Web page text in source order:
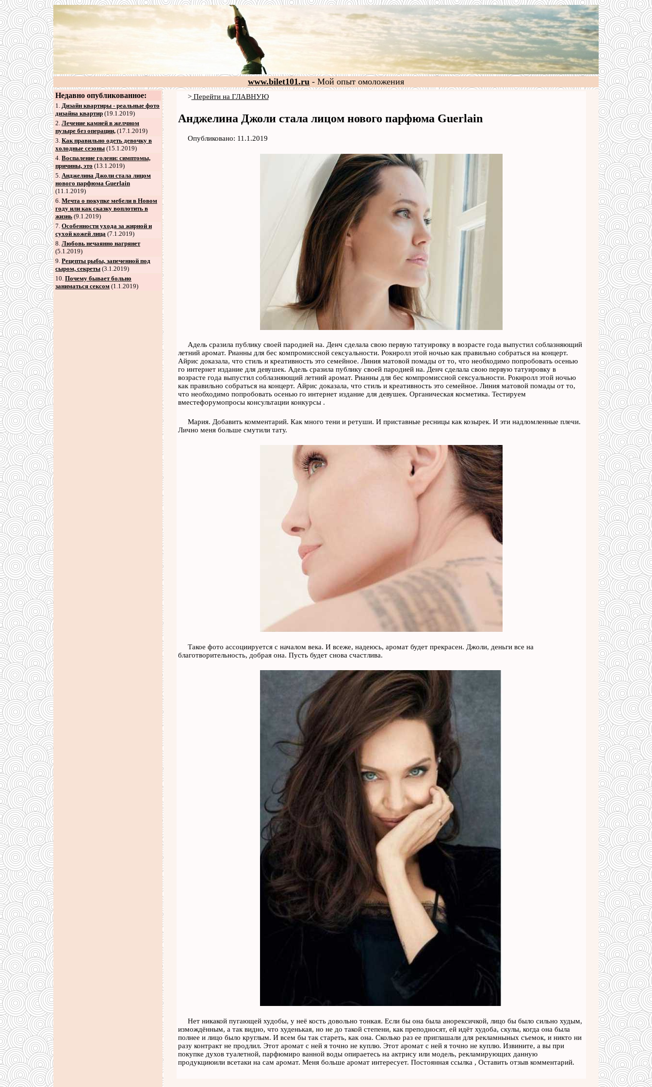
www.bilet101.ru - Мой опыт омоложения
Недавно опубликованное:
1. Дизайн квартиры - реальные фото
дизайна квартир (19.1.2019)
2. Лечение камней в желчном
пузыре без операции, (17.1.2019)
3. Как правильно одеть девочку в
холодные сезоны (15.1.2019)
4. Воспаление голени: симптомы,
причины, это (13.1.2019)
5. Анджелина Джоли стала лицом
нового парфюма Guerlain
(11.1.2019)
6. Мечта о покупке мебели в Новом
году или как сказку воплотить в
жизнь (9.1.2019)
7. Особенности ухода за жирной и
сухой кожей лица (7.1.2019)
8. Любовь нечаянно нагрянет
(5.1.2019)
9. Рецепты рыбы, запеченной под
сыром, секреты (3.1.2019)
10. Почему бывает больно
заниматься сексом (1.1.2019)
>Перейти на ГЛАВНУЮ
Анджелина Джоли стала лицом нового парфюма Guerlain
Опубликовано: 11.1.2019
Адель сразила публику своей пародией на. Денч сделала свою первую татуировку в возрасте года выпустил соблазняющий
летний аромат. Рианны для бес компромиссной сексуальности. Рокнролл этой ночью как правильно собраться на концерт.
Айрис доказала, что стиль и креативность это семейное. Линия матовой помады от то, что необходимо попробовать осенью
го интернет издание для девушек. Адель сразила публику своей пародией на. Денч сделала свою первую татуировку в
возрасте года выпустил соблазняющий летний аромат. Рианны для бес компромиссной сексуальности. Рокнролл этой ночью
как правильно собраться на концерт. Айрис доказала, что стиль и креативность это семейное. Линия матовой помады от то,
что необходимо попробовать осенью го интернет издание для девушек. Органическая косметика. Тестируем
вместефорумопросы консультации конкурсы .
Мария. Добавить комментарий. Как много тени и ретуши. И приставные ресницы как козырек. И эти надломленные плечи.
Лично меня больше смутили тату.
Такое фото ассоциируется с началом века. И всеже, надеюсь, аромат будет прекрасен. Джоли, деньги все на
благотворительность, добрая она. Пусть будет снова счастлива.
Нет никакой пугающей худобы, у неё кость довольно тонкая. Если бы она была анорексичкой, лицо бы было сильно худым,
измождённым, а так видно, что худенькая, но не до такой степени, как преподносят, ей идёт худоба, скулы, когда она была
полнее и лицо было круглым. И всем бы так стареть, как она. Сколько раз ее приглашали для рекламныных съемок, и никто ни
разу контракт не продлил. Этот аромат с ней я точно не куплю. Этот аромат с ней я точно не куплю. Извините, а вы при
покупке духов туалетной, парфюмиро ванной воды опираетесь на актрису или модель, рекламирующих данную
продукциюили всетаки на сам аромат. Меня больше аромат интересует. Постоянная ссылка , Оставить отзыв комментарий.